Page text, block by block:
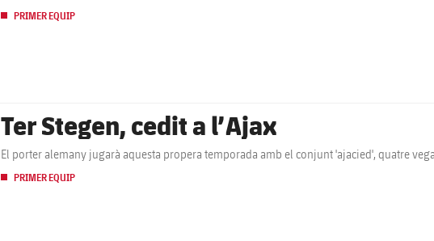
PRIMER EQUIP
Ter Stegen, cedit a l’Ajax
El porter alemany jugarà aquesta propera temporada amb el conjunt 'ajacied', quatre
PRIMER EQUIP